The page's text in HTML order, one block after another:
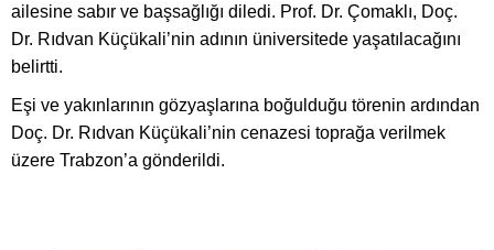
ailesine sabır ve başsağlığı diledi. Prof. Dr. Çomaklı, Doç.
Dr. Rıdvan Küçükali’nin adının üniversitede yaşatılacağını
belirtti.
Eşi ve yakınlarının gözyaşlarına boğulduğu törenin ardından
Doç. Dr. Rıdvan Küçükali’nin cenazesi toprağa verilmek
üzere Trabzon’a gönderildi.